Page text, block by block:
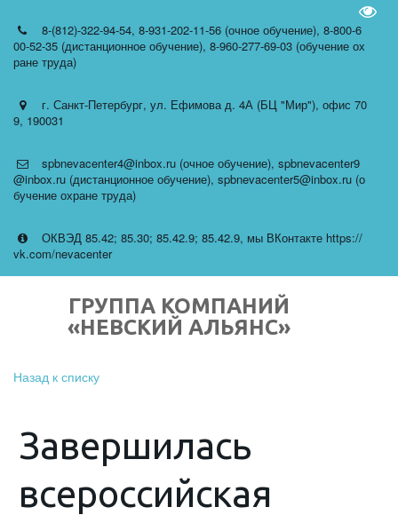
8-(812)-322-94-54, 8-931-202-11-56 (очное обучение), 8-800-6
00-52-35 (дистанционное обучение), 8-960-277-69-03 (обучение ох
ране труда)
г. Санкт-Петербург, ул. Ефимова д. 4А (БЦ "Мир"), офис 70
9, 190031
spbnevacenter4@inbox.ru (очное обучение), spbnevacenter9
@inbox.ru (дистанционное обучение), spbnevacenter5@inbox.ru (о
бучение охране труда)
ОКВЭД 85.42; 85.30; 85.42.9; 85.42.9, мы ВКонтакте https://
vk.com/nevacenter
ГРУППА КОМПАНИЙ
«НЕВСКИЙ АЛЬЯНС»
Назад к списку
Завершилась
всероссийская